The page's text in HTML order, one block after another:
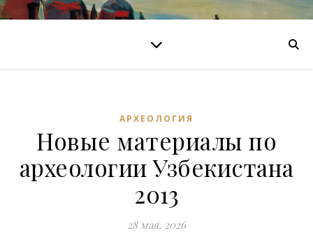
АРХЕОЛОГИЯ
Новые материалы по
археологии Узбекистана
2013
28 мая, 2026